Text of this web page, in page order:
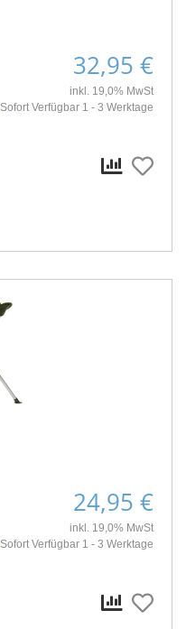
32,95 €
inkl. 19,0% MwSt
Sofort Verfügbar 1 - 3 Werktage
24,95 €
inkl. 19,0% MwSt
Sofort Verfügbar 1 - 3 Werktage